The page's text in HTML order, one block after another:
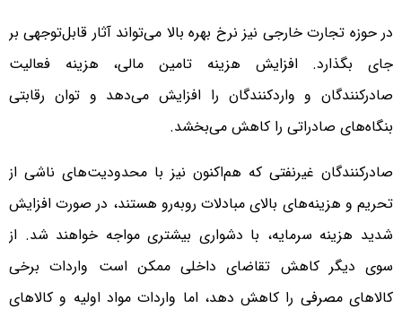
در حوزه تجارت خارجی نیز نرخ بهره بالا می‌تواند آثار قابل‌توجهی بر
جای بگذارد. افزایش هزینه تامین مالی، هزینه فعالیت
صادرکنندگان و واردکنندگان را افزایش می‌دهد و توان رقابتی
بنگاه‌های صادراتی را کاهش می‌بخشد.
صادرکنندگان غیرنفتی که هم‌اکنون نیز با محدودیت‌های ناشی از
تحریم و هزینه‌های بالای مبادلات روبه‌رو هستند، در صورت افزایش
شدید هزینه سرمایه، با دشواری بیشتری مواجه خواهند شد. از
سوی دیگر کاهش تقاضای داخلی ممکن است واردات برخی
کالاهای مصرفی را کاهش دهد، اما واردات مواد اولیه و کالاهای